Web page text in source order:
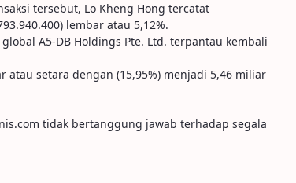
tersebut, Lo Kheng Hong tercatat
lembar atau 5,12%.
A5-DB Holdings Pte. Ltd. terpantau kembali
setara dengan (15,95%) menjadi 5,46 miliar
tidak bertanggung jawab terhadap segala